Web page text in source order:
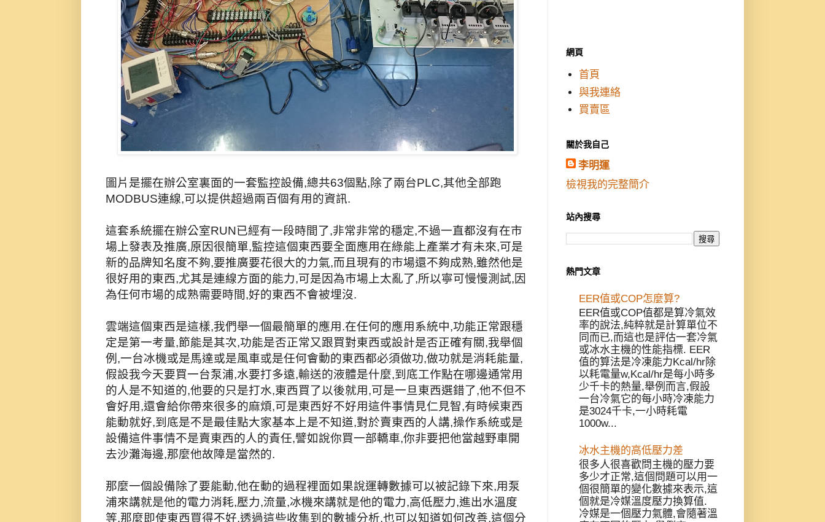
圖片是擺在辦公室裏面的一套監控設備,總共63個點,除了兩台PLC,其他全部跑
MODBUS連線,可以提供超過兩百個有用的資訊.
這套系統擺在辦公室RUN已經有一段時間了,非常非常的穩定,不過一直都沒有在市
場上發表及推廣,原因很簡單,監控這個東西要全面應用在綠能上產業才有未來,可是
新的品牌知名度不夠,要推廣要花很大的力氣,而且現有的市場還不夠成熟,雖然他是
很好用的東西,尤其是連線方面的能力,可是因為市場上太亂了,所以寧可慢慢測試,因
為任何市場的成熟需要時間,好的東西不會被埋沒.
雲端這個東西是這樣,我們舉一個最簡單的應用.在任何的應用系統中,功能正常跟穩
定是第一考量,節能是其次,功能是否正常又跟買對東西或設計是否正確有關,我舉個
例,一台冰機或是馬達或是風車或是任何會動的東西都必須做功,做功就是消耗能量,
假設我今天要買一台泵浦,水要打多遠,輸送的液體是什麼,到底工作點在哪邊通常用
的人是不知道的,他要的只是打水,東西買了以後就用,可是一旦東西選錯了,他不但不
會好用,還會給你帶來很多的麻煩,可是東西好不好用這件事情見仁見智,有時候東西
能動就好,到底是不是最佳點大家基本上是不知道,對於賣東西的人講,操作系統或是
設備這件事情不是賣東西的人的責任,譬如說你買一部轎車,你非要把他當越野車開
去沙灘海邊,那麼他故障是當然的.
那麼一個設備除了要能動,他在動的過程裡面如果說運轉數據可以被記錄下來,用泵
浦來講就是他的電力消耗,壓力,流量,冰機來講就是他的電力,高低壓力,進出水溫度
等,那麼即使東西買得不好,透過這些收集到的數據分析,也可以知道如何改善,這個分
網頁
首頁
與我連絡
買賣區
關於我自己
李明運
檢視我的完整簡介
站內搜尋
熱門文章
EER值或COP怎麼算?
EER值或COP值都是算冷氣效
率的說法,純粹就是計算單位不
同而已,而這也是評估一套冷氣
或冰水主機的性能指標. EER
值的算法是冷凍能力Kcal/hr除
以耗電量w,Kcal/hr是每小時多
少千卡的熱量,舉例而言,假設
一台冷氣它的每小時冷凍能力
是3024千卡,一小時耗電
1000w...
冰水主機的高低壓力差
很多人很喜歡問主機的壓力要
多少才正常,這個問題可以用一
個很簡單的變化數據來表示,這
個就是冷媒溫度壓力換算值.
冷媒是一個壓力氣體,會隨著溫